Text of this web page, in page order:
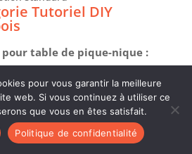
Tutoriel DIY
pour table de pique-nique :
pour vous garantir la meilleure
web. Si vous continuez à utiliser ce
que vous en êtes satisfait.
Politique de confidentialité